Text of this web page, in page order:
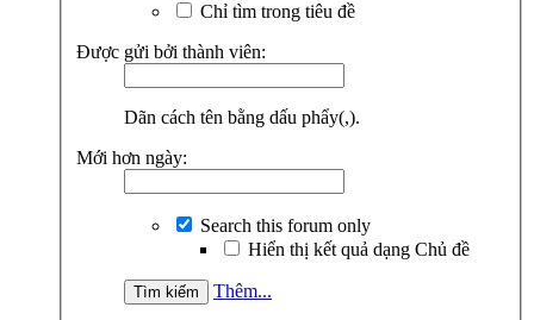
Chỉ tìm trong tiêu đề
Được gửi bởi thành viên:
Dãn cách tên bằng dấu phẩy(,).
Mới hơn ngày:
Search this forum only
Hiển thị kết quả dạng Chủ đề
Thêm...